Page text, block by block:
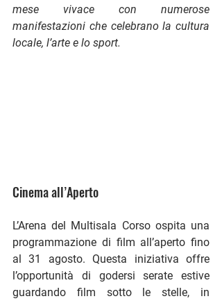
mese vivace con numerose
manifestazioni che celebrano la cultura
locale, l’arte e lo sport.
Cinema all’Aperto
L’Arena del Multisala Corso ospita una
programmazione di film all’aperto fino
al 31 agosto. Questa iniziativa offre
l’opportunità di godersi serate estive
guardando film sotto le stelle, in